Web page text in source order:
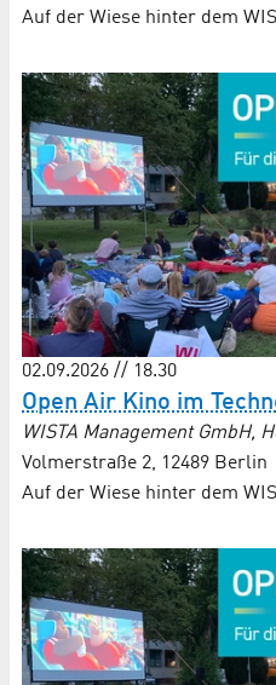
Auf der Wiese hinter dem
02.09.2026 // 18.30
Open Air Kino im
WISTA Management GmbH,
Volmerstraße 2, 12489 Berlin
Auf der Wiese hinter dem